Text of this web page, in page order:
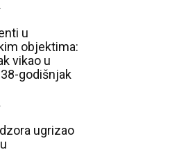
u
objektima:
vikao u
godišnjak
ugrizao